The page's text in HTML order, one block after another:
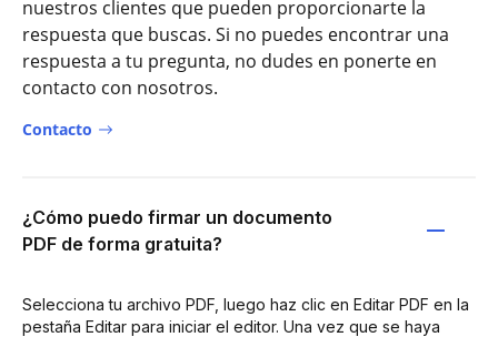
nuestros clientes que pueden proporcionarte la
respuesta que buscas. Si no puedes encontrar una
respuesta a tu pregunta, no dudes en ponerte en
contacto con nosotros.
Contacto
¿Cómo puedo firmar un documento
PDF de forma gratuita?
Selecciona tu archivo PDF, luego haz clic en Editar PDF en la
pestaña Editar para iniciar el editor. Una vez que se haya